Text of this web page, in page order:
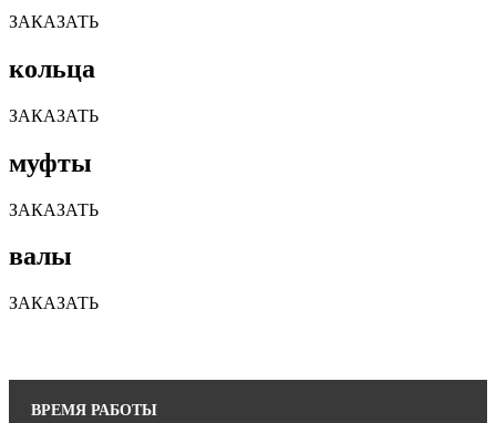
ЗАКАЗАТЬ
кольца
ЗАКАЗАТЬ
муфты
ЗАКАЗАТЬ
валы
ЗАКАЗАТЬ
ВРЕМЯ РАБОТЫ